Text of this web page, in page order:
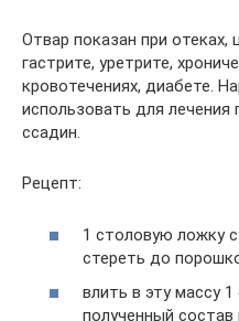
Отвар показан при отеках,
гастрите, уретрите,
кровотечениях, диабете.
использовать для
ссадин.
Рецепт:
1 столовую ложку
стереть до
влить в эту массу
полученный